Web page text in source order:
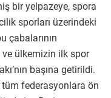
bir yelpazeye, spora
sporları üzerindeki
çabalarının
ülkemizin ilk spor
başına getirildi.
federasyonlara ön